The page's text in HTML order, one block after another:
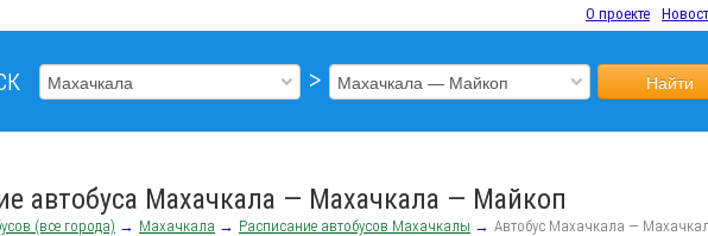
О проекте
> Найти
автобуса Махачкала — Махачкала — Майкоп
(все города) → Махачкала → Расписание автобусов Махачкалы → Автобус Махачкала —